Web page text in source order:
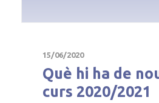
15/06/2020
Què hi ha de
curs 2020/2021